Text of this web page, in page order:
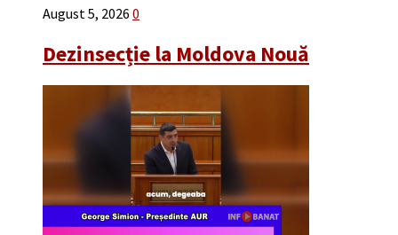
August 5, 2026 0
Dezinsecție la Moldova Nouă